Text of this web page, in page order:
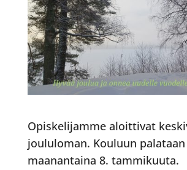
Opiskelijamme aloittivat
joululoman. Kouluun palataan
maanantaina 8. tammikuuta.